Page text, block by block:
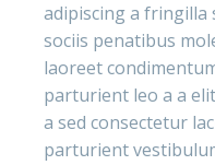
adipiscing a fringilla
sociis penatibus
laoreet
parturient leo a a
a sed consectetur
parturient